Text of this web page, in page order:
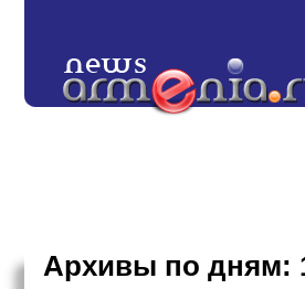
Архивы по дням: